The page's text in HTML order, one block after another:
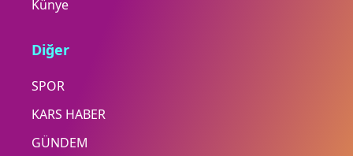
Künye
Diğer
SPOR
KARS HABER
GÜNDEM